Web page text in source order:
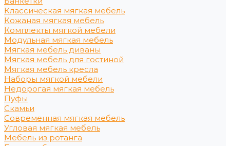
Классическая мягкая мебель
Кожаная мягкая мебель
Комплекты мягкой мебели
Модульная мягкая мебель
Мягкая мебель диваны
Мягкая мебель для гостиной
Мягкая мебель кресла
Наборы мягкой мебели
Недорогая мягкая мебель
Пуфы
Скамьи
Современная мягкая мебель
Угловая мягкая мебель
Мебель из ротанга